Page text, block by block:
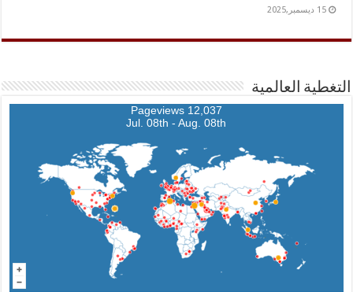
15 ديسمبر,2025
التغطية العالمية
12,037 Pageviews
Jul. 08th - Aug. 08th